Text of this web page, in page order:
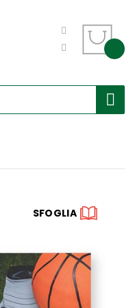
SFOGLIA